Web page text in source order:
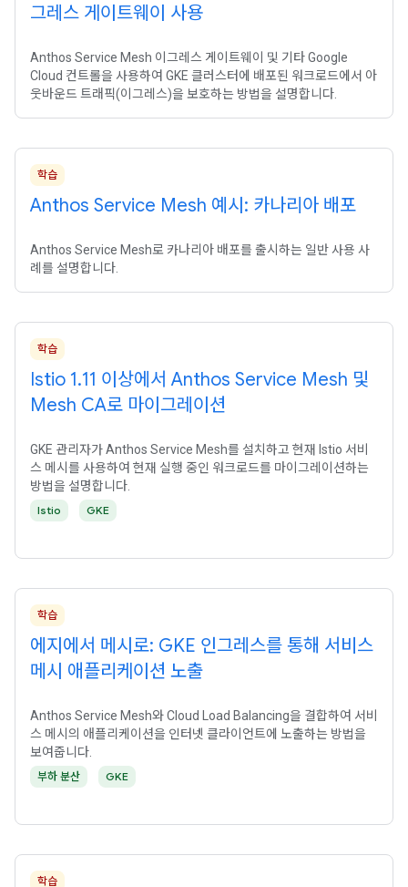
그레스 게이트웨이 사용
Anthos Service Mesh 이그레스 게이트웨이 및 기타 Google
Cloud 컨트롤을 사용하여 GKE 클러스터에 배포된 워크로드에서 아
웃바운드 트래픽(이그레스)을 보호하는 방법을 설명합니다.
학습
Anthos Service Mesh 예시: 카나리아 배포
Anthos Service Mesh로 카나리아 배포를 출시하는 일반 사용 사
례를 설명합니다.
학습
Istio 1.11 이상에서 Anthos Service Mesh 및
Mesh CA로 마이그레이션
GKE 관리자가 Anthos Service Mesh를 설치하고 현재 Istio 서비
스 메시를 사용하여 현재 실행 중인 워크로드를 마이그레이션하는
방법을 설명합니다.
Istio GKE
학습
에지에서 메시로: GKE 인그레스를 통해 서비스
메시 애플리케이션 노출
Anthos Service Mesh와 Cloud Load Balancing을 결합하여 서비
스 메시의 애플리케이션을 인터넷 클라이언트에 노출하는 방법을
보여줍니다.
부하 분산 GKE
학습